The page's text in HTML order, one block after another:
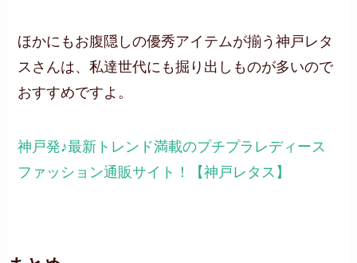
ほかにもお腹隠しの優秀アイテムが揃う神戸レタ
スさんは、私達世代にも掘り出しものが多いので
おすすめですよ。
神戸発♪最新トレンド満載のプチプラレディース
ファッション通販サイト！【神戸レタス】